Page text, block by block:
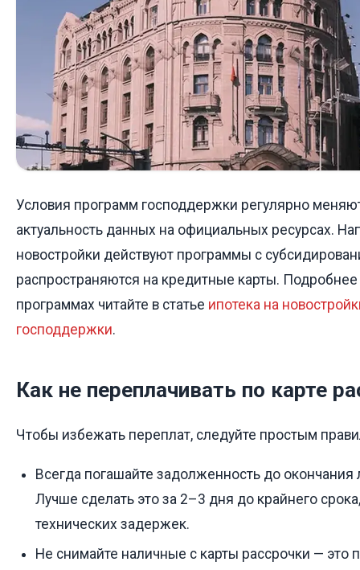
Условия программ господдержки регулярно
актуальность данных на официальных ресурсах.
новостройки действуют программы с
распространяются на кредитные карты.
программах читайте в статье ипотека на
господдержки.
Как не переплачивать по карте
Чтобы избежать переплат, следуйте простым
Всегда погашайте задолженность до окончания
Лучше сделать это за 2–3 дня до крайнего
технических задержек.
Не снимайте наличные с карты рассрочки — это